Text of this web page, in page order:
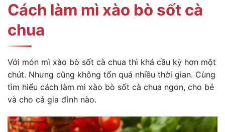
Cách làm mì xào bò sốt cà
chua
Với món mì xào bò sốt cà chua thì khá cầu kỳ hơn một
chút. Nhưng cũng không tốn quá nhiều thời gian. Cùng
tìm hiểu cách làm mì xào bò sốt cà chua ngon, cho bé
và cho cả gia đình nào.